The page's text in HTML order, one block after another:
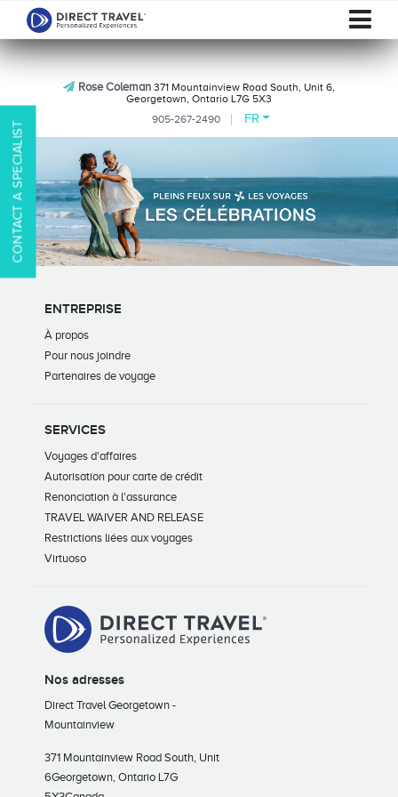
Rose Coleman 371 Mountainview Road South, Unit 6,
Georgetown, Ontario L7G 5X3
905-267-2490
FR
CONTACT A SPECIALIST
ENTREPRISE
À propos
Pour nous joindre
Partenaires de voyage
SERVICES
Voyages d'affaires
Autorisation pour carte de crédit
Renonciation à l'assurance
TRAVEL WAIVER AND RELEASE
Restrictions liées aux voyages
Virtuoso
Nos adresses
Direct Travel Georgetown -
Mountainview
371 Mountainview Road South, Unit
6Georgetown, Ontario L7G